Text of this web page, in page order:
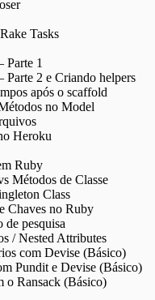
Tasks
Parte 1
Parte 2 e Criando helpers
após o scaffold
no Model
Heroku
Ruby
Métodos de Classe
Class
Chaves no Ruby
pesquisa
/ Nested Attributes
com Devise (Básico)
Pundit e Devise (Básico)
o Ransack (Básico)